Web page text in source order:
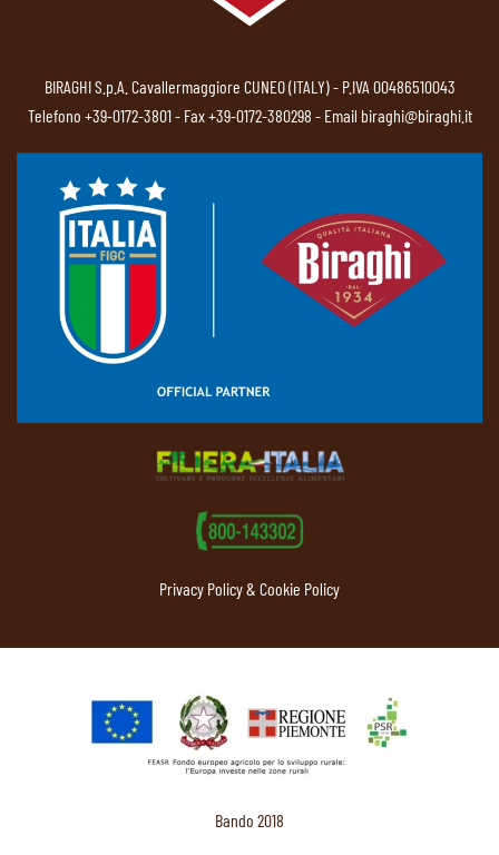
BIRAGHI S.p.A. Cavallermaggiore CUNEO (ITALY) - P.IVA 00486510043
Telefono +39-0172-3801- Fax +39-0172-380298 - Email biraghi@biraghi.it
Privacy Policy & Cookie Policy
Bando 2018